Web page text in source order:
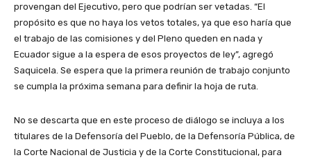
provengan del Ejecutivo, pero que podrían ser vetadas. “El
propósito es que no haya los vetos totales, ya que eso haría que
el trabajo de las comisiones y del Pleno queden en nada y
Ecuador sigue a la espera de esos proyectos de ley”, agregó
Saquicela. Se espera que la primera reunión de trabajo conjunto
se cumpla la próxima semana para definir la hoja de ruta.
No se descarta que en este proceso de diálogo se incluya a los
titulares de la Defensoría del Pueblo, de la Defensoría Pública, de
la Corte Nacional de Justicia y de la Corte Constitucional, para